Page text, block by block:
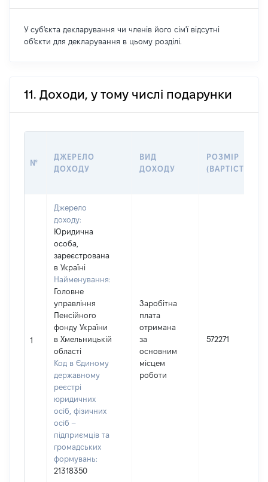
У суб'єкта декларування чи членів його сім'ї відсутні
об'єкти для декларування в цьому розділі.
11. Доходи, у тому числі подарунки
№
ДЖЕРЕЛО
ДОХОДУ
ВИД
ДОХОДУ
РОЗМІР
(ВАРТІСТЬ)
1
Джерело
доходу:
Юридична
особа,
зареєстрована
в Україні
Найменування:
Головне
управління
Пенсійного
фонду України
в Хмельницькій
області
Код в Єдиному
державному
реєстрі
юридичних
осіб, фізичних
осіб –
підприємців та
громадських
формувань:
21318350
Заробітна
плата
отримана
за
основним
місцем
роботи
572271